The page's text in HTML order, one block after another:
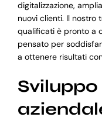
digitalizzazione,
nuovi clienti. Il nostro
qualificati è pronto a
pensato per
a ottenere risultati